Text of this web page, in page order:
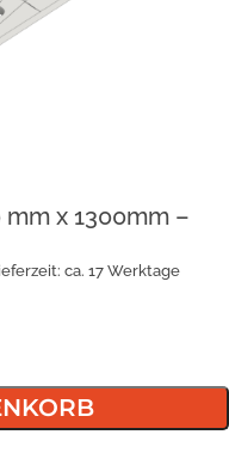
x 1300mm –
ca. 17 Werktage